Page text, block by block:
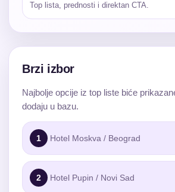
Top lista, prednosti i direktan CTA.
Brzi izbor
Najbolje opcije iz top liste biće
dodaju u bazu.
1 Hotel Moskva / Beograd
2 Hotel Pupin / Novi Sad